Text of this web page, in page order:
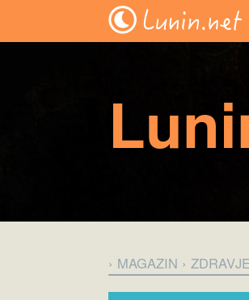
› MAGAZIN › ZDRAVJE